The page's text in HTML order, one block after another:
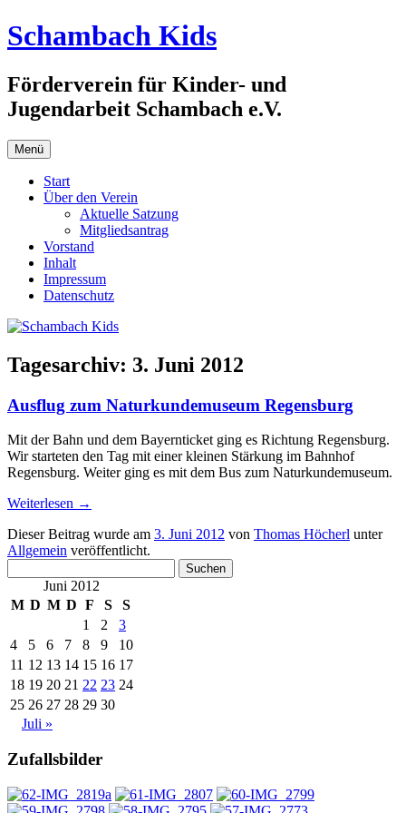
Zum
Inhalt
Schambach Kids
Förderverein für Kinder- und
Jugendarbeit Schambach e.V.
Menü
Start
Über den Verein
Aktuelle Satzung
Mitgliedsantrag
Vorstand
Inhalt
Impressum
Datenschutz
Tagesarchiv: 3. Juni 2012
Ausflug zum Naturkundemuseum Regensburg
Mit der Bahn und dem Bayernticket ging es Richtung Regensburg.
Wir starteten den Tag mit einer kleinen Stärkung im Bahnhof
Regensburg. Weiter ging es mit dem Bus zum Naturkundemuseum.
Weiterlesen →
Dieser Beitrag wurde am 3. Juni 2012 von Thomas Höcherl unter
Allgemein veröffentlicht.
nach: Juni 2012
M D M D F S
S
1
2
3
4
5 6 7 8 9
10
11 12 13 14 15 16 17
18 19 20 21 22 23 24
25 26 27 28 29 30
Juli »
Zufallsbilder